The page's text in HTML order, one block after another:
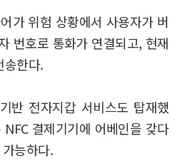
가 위험 상황에서 사용자가 버
번호로 통화가 연결되고, 현재
송한다.
반 전자지갑 서비스도 탑재했
결제기기에 어베인을 갖다
능하다.